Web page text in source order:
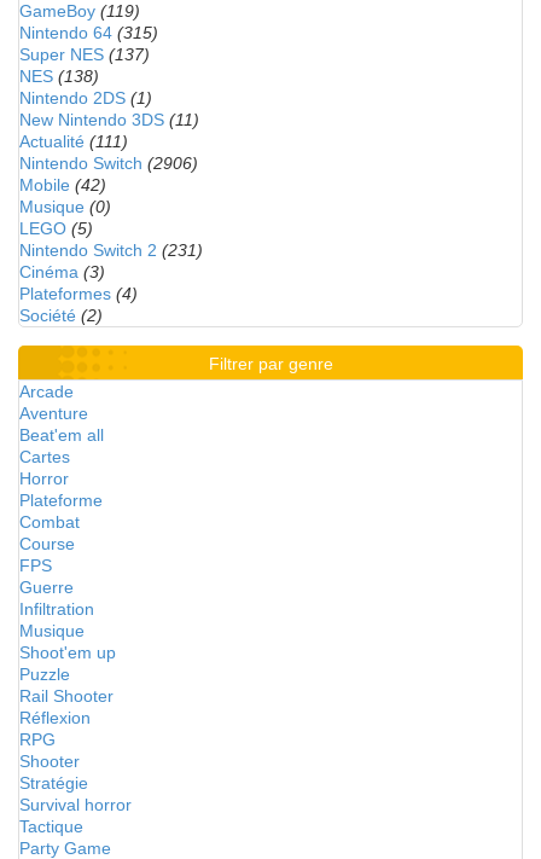
GameBoy (119)
Nintendo 64 (315)
Super NES (137)
NES (138)
Nintendo 2DS (1)
New Nintendo 3DS (11)
Actualité (111)
Nintendo Switch (2906)
Mobile (42)
Musique (0)
LEGO (5)
Nintendo Switch 2 (231)
Cinéma (3)
Plateformes (4)
Société (2)
Filtrer par genre
Arcade
Aventure
Beat'em all
Cartes
Horror
Plateforme
Combat
Course
FPS
Guerre
Infiltration
Musique
Shoot'em up
Puzzle
Rail Shooter
Réflexion
RPG
Shooter
Stratégie
Survival horror
Tactique
Party Game